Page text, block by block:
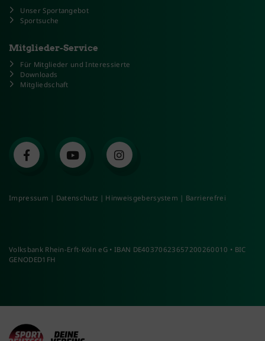
Unser Sportangebot
Sportsuche
Mitglieder-Service
Für Mitglieder und Interessierte
Downloads
Mitgliedschaft
Impressum | Datenschutz | Hinweisgebersystem | Barrierefrei
Volksbank Rhein-Erft-Köln eG • IBAN DE40370623657200260010 • BIC
GENODED1FH